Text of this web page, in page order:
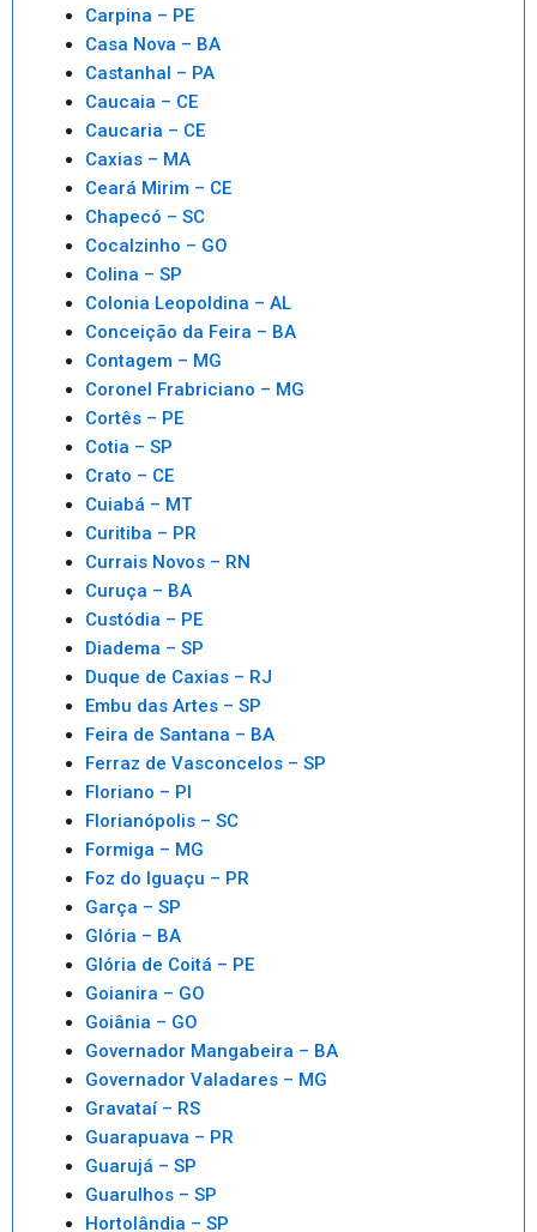
Carpina – PE
Casa Nova – BA
Castanhal – PA
Caucaia – CE
Caucaria – CE
Caxias – MA
Ceará Mirim – CE
Chapecó – SC
Cocalzinho – GO
Colina – SP
Colonia Leopoldina – AL
Conceição da Feira – BA
Contagem – MG
Coronel Frabriciano – MG
Cortês – PE
Cotia – SP
Crato – CE
Cuiabá – MT
Curitiba – PR
Currais Novos – RN
Curuça – BA
Custódia – PE
Diadema – SP
Duque de Caxias – RJ
Embu das Artes – SP
Feira de Santana – BA
Ferraz de Vasconcelos – SP
Floriano – PI
Florianópolis – SC
Formiga – MG
Foz do Iguaçu – PR
Garça – SP
Glória – BA
Glória de Coitá – PE
Goianira – GO
Goiânia – GO
Governador Mangabeira – BA
Governador Valadares – MG
Gravataí – RS
Guarapuava – PR
Guarujá – SP
Guarulhos – SP
Hortolândia – SP